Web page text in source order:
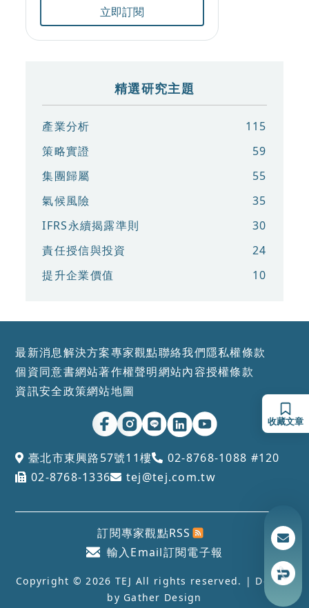
立即訂閱
精選研究主題
產業分析
115
策略實證
59
集團歸屬
55
氣候風險
35
IFRS永續揭露準則
30
責任授信與投資
24
提升企業價值
10
收藏文章
最新消息解決方案專家觀點聯絡我們隱私權條款
個資同意書網站著作權聲明網站內容授權條款
資訊安全政策網站地圖
臺北市東興路57號11樓
02-8768-1088 #120
02-8768-1336
tej@tej.com.tw
訂閱專家觀點RSS
輸入Email訂閱電子報
Copyright © 2026 TEJ All rights reserved. | Design
by Gather Design